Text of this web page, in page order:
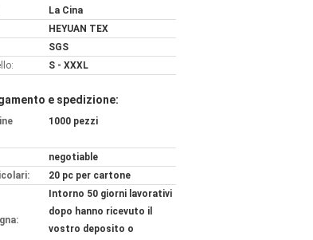
La Cina
HEYUAN TEX
SGS
S - XXXL
e spedizione:
1000 pezzi
negotiable
20 pc per cartone
Intorno 50 giorni lavorativi
dopo hanno ricevuto il
vostro deposito o